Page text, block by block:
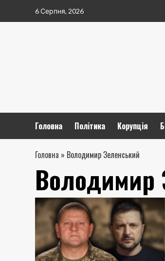
6 Серпня, 2026
Головна Політика Корупція
Головна » Володимир Зеленський
Володимир